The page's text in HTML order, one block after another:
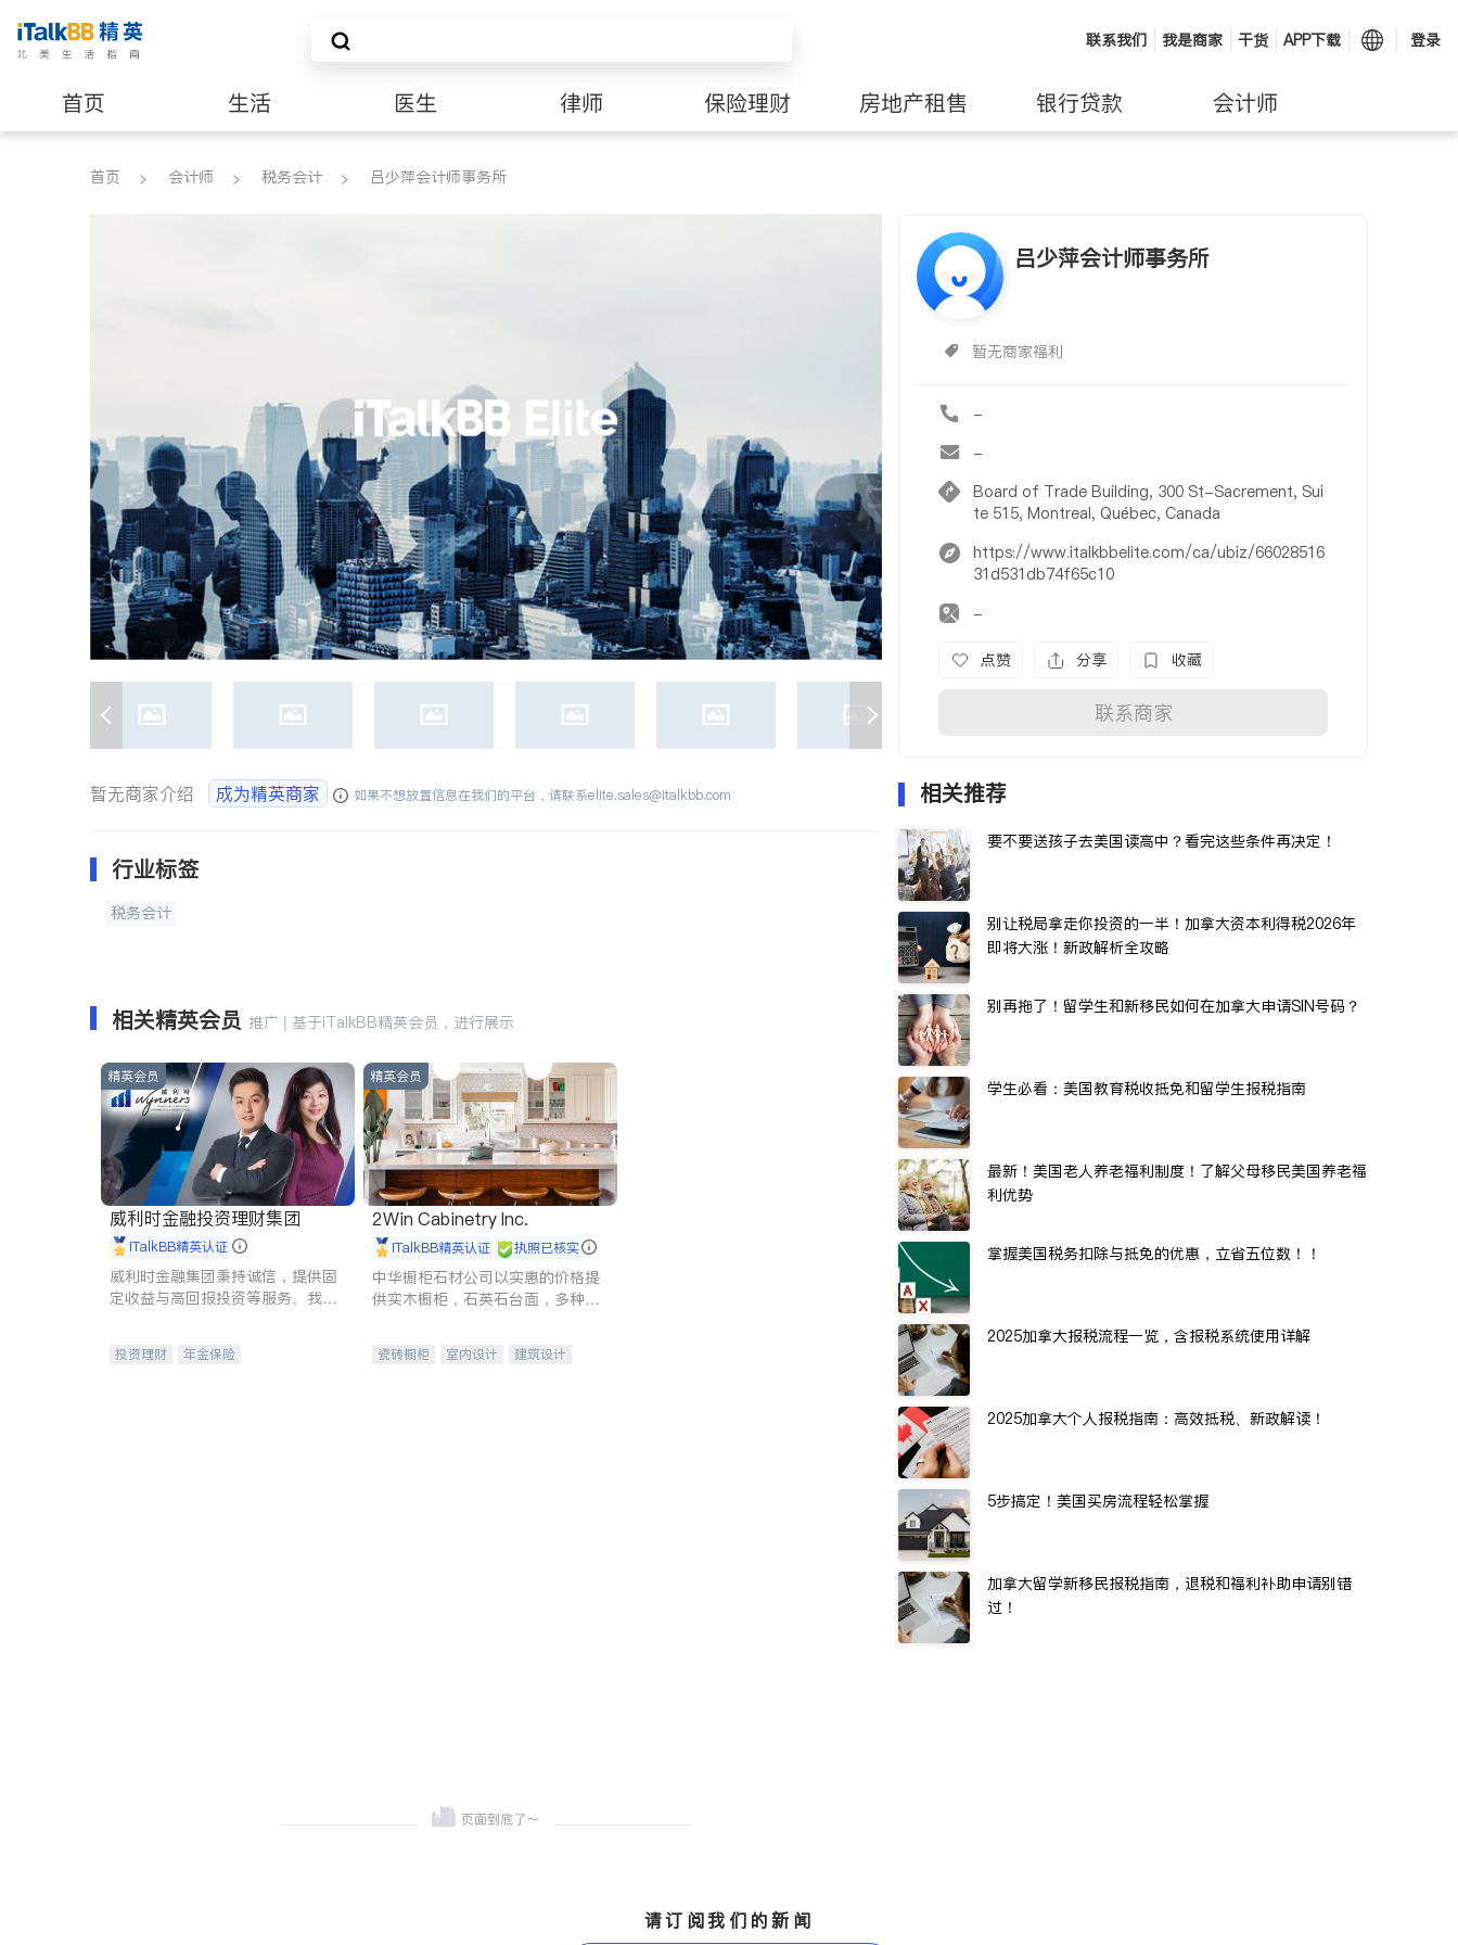
联系我们 我是商家 干货 APP下载 登录
首页 生活 医生 律师 保险理财 房地产租售 银行贷款 会计师
建筑装修
首页 会计师 税务会计 吕少萍会计师事务所
吕少萍会计师事务所
暂无商家福利
-
-
Board of Trade Building, 300 St-Sacrement, Sui
te 515, Montreal, Québec, Canada
https://www.italkbbelite.com/ca/ubiz/66028516
31d531db74f65c10
-
点赞 分享 收藏
联系商家
暂无商家介绍 成为精英商家 如果不想放置信息在我们的平台，请联系elite.sales@italkbb.com
行业标签
税务会计
相关精英会员 推广 | 基于iTalkBB精英会员，进行展示
精英会员
威利时金融投资理财集团
iTalkBB精英认证
威利时金融集团秉持诚信，提供固
定收益与高回报投资等服务。我们
投资理财
年金保险
精英会员
2Win Cabinetry Inc.
iTalkBB精英认证 执照已核实
中华橱柜石材公司以实惠的价格提
供实木橱柜，石英石台面，多种优
瓷砖橱柜 室内设计
建筑设计
相关推荐
要不要送孩子去美国读高中？看完这些条件再决定！
别让税局拿走你投资的一半！加拿大资本利得税2026年
即将大涨！新政解析全攻略
别再拖了！留学生和新移民如何在加拿大申请SIN号码？
学生必看：美国教育税收抵免和留学生报税指南
最新！美国老人养老福利制度！了解父母移民美国养老福
利优势
掌握美国税务扣除与抵免的优惠，立省五位数！！
2025加拿大报税流程一览，含报税系统使用详解
2025加拿大个人报税指南：高效抵税、新政解读！
5步搞定！美国买房流程轻松掌握
加拿大留学新移民报税指南，退税和福利补助申请别错
过！
请订阅我们的新闻